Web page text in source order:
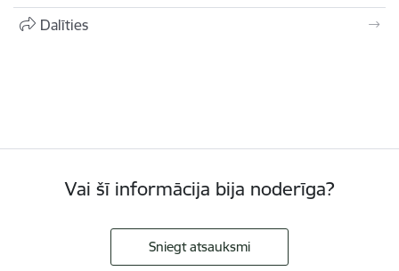
Dalīties
Vai šī informācija bija noderīga?
Sniegt atsauksmi